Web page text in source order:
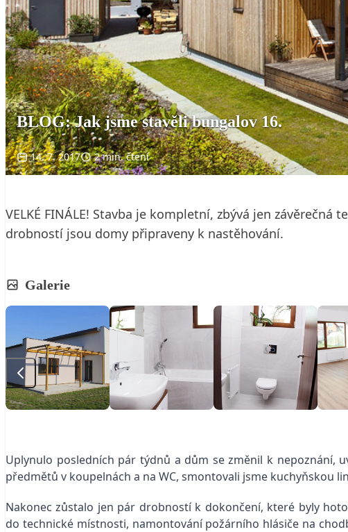
BLOG: Jak jsme stavěli bungalov 16.
14. 7. 2017 2 min. čtení
VELKÉ FINÁLE! Stavba je kompletní, zbývá jen
drobností jsou domy připraveny k nastěhování.
Galerie
Uplynulo posledních pár týdnů a dům se změnil k nepoznání,
předmětů v koupelnách a na WC, smontovali jsme kuchyňskou
Nakonec zůstalo jen pár drobností k dokončení, které byly
do technické místnosti, namontování požárního hlásiče na